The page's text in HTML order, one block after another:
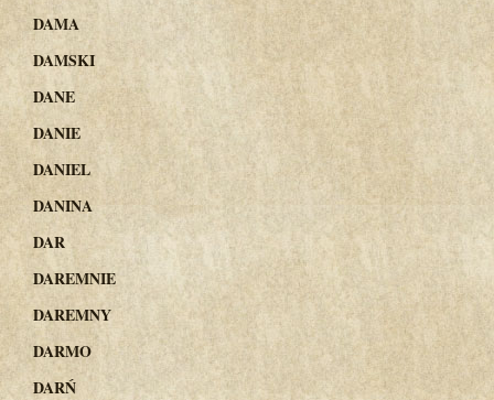
DAMA
DAMSKI
DANE
DANIE
DANIEL
DANINA
DAR
DAREMNIE
DAREMNY
DARMO
DARŃ